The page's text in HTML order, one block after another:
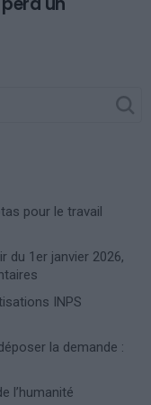
pour le travail
du 1er janvier 2026,
INPS
la demande :
l’humanité